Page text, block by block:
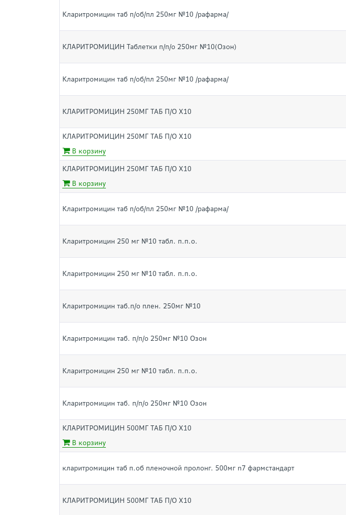
Кларитромицин таб п/об/пл 250мг №10 /рафарма/
КЛАРИТРОМИЦИН Таблетки п/п/о 250мг №10(Озон)
Кларитромицин таб п/об/пл 250мг №10 /рафарма/
КЛАРИТРОМИЦИН 250МГ ТАБ П/О Х10
КЛАРИТРОМИЦИН 250МГ ТАБ П/О Х10
В корзину
КЛАРИТРОМИЦИН 250МГ ТАБ П/О Х10
В корзину
Кларитромицин таб п/об/пл 250мг №10 /рафарма/
Кларитромицин 250 мг №10 табл. п.п.о.
Кларитромицин 250 мг №10 табл. п.п.о.
Кларитромицин таб.п/о плен. 250мг №10
Кларитромицин таб. п/п/о 250мг №10 Озон
Кларитромицин 250 мг №10 табл. п.п.о.
Кларитромицин таб. п/п/о 250мг №10 Озон
КЛАРИТРОМИЦИН 500МГ ТАБ П/О Х10
В корзину
кларитромицин таб п.об пленочной пролонг. 500мг n7 фармстандарт
КЛАРИТРОМИЦИН 500МГ ТАБ П/О Х10